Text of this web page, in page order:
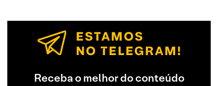
Receba o melhor do conteúdo